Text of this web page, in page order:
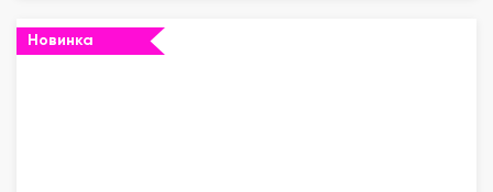
Новинка